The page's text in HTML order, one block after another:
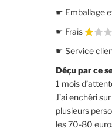
☛ Emballage
☛ Frais
☛ Service
Déçu par ce
1 mois
J’ai enchéri
plusieurs
les 70-80